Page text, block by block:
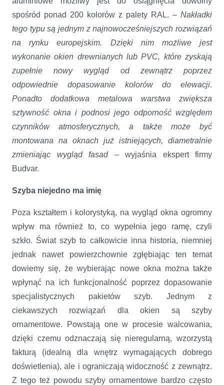
spośród ponad 200 kolorów z palety RAL. – Nakładki
tego typu są jednym z najnowocześniejszych rozwiązań
na rynku europejskim. Dzięki nim możliwe jest
wykonanie okien drewnianych lub PVC, które zyskają
zupełnie nowy wygląd od zewnątrz poprzez
odpowiednie dopasowanie kolorów do elewacji.
Ponadto dodatkowa metalowa warstwa zwiększa
sztywność okna i podnosi jego odporność względem
czynników atmosferycznych, a także może być
montowana na oknach już istniejących, diametralnie
zmieniając wygląd fasad – wyjaśnia ekspert firmy
Budvar.
Szyba niejedno ma imię
Poza kształtem i kolorystyką, na wygląd okna ogromny
wpływ ma również to, co wypełnia jego ramę, czyli
szkło. Świat szyb to całkowicie inna historia, niemniej
jednak nawet powierzchownie zgłębiając ten temat
dowiemy się, że wybierając nowe okna można także
wpłynąć na ich funkcjonalność poprzez dopasowanie
specjalistycznych pakietów szyb. Jednym z
ciekawszych rozwiązań dla okien są szyby
ornamentowe. Powstają one w procesie walcowania,
dzięki czemu odznaczają się nieregularną, wzorzystą
fakturą (idealną dla wnętrz wymagających dobrego
doświetlenia), ale i ograniczają widoczność z zewnątrz.
Z tego też powodu szyby ornamentowe bardzo często